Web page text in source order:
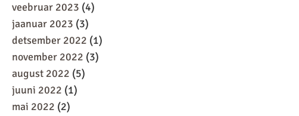
veebruar 2023 (4)
jaanuar 2023 (3)
detsember 2022 (1)
november 2022 (3)
august 2022 (5)
juuni 2022 (1)
mai 2022 (2)